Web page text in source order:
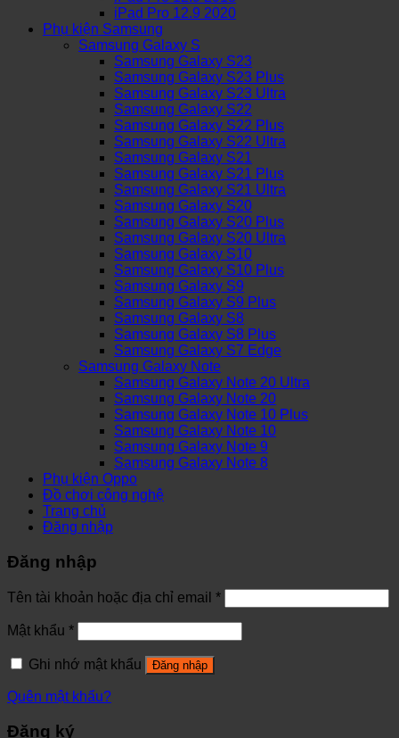
iPad Pro 12.9 2020
Phụ kiện Samsung
Samsung Galaxy S
Samsung Galaxy S23
Samsung Galaxy S23 Plus
Samsung Galaxy S23 Ultra
Samsung Galaxy S22
Samsung Galaxy S22 Plus
Samsung Galaxy S22 Ultra
Samsung Galaxy S21
Samsung Galaxy S21 Plus
Samsung Galaxy S21 Ultra
Samsung Galaxy S20
Samsung Galaxy S20 Plus
Samsung Galaxy S20 Ultra
Samsung Galaxy S10
Samsung Galaxy S10 Plus
Samsung Galaxy S9
Samsung Galaxy S9 Plus
Samsung Galaxy S8
Samsung Galaxy S8 Plus
Samsung Galaxy S7 Edge
Samsung Galaxy Note
Samsung Galaxy Note 20 Ultra
Samsung Galaxy Note 20
Samsung Galaxy Note 10 Plus
Samsung Galaxy Note 10
Samsung Galaxy Note 9
Samsung Galaxy Note 8
Phụ kiện Oppo
Đồ chơi công nghệ
Trang chủ
Đăng nhập
Đăng nhập
Tên tài khoản hoặc địa chỉ email *
Mật khẩu *
Ghi nhớ mật khẩu Đăng nhập
Quên mật khẩu?
Đăng ký